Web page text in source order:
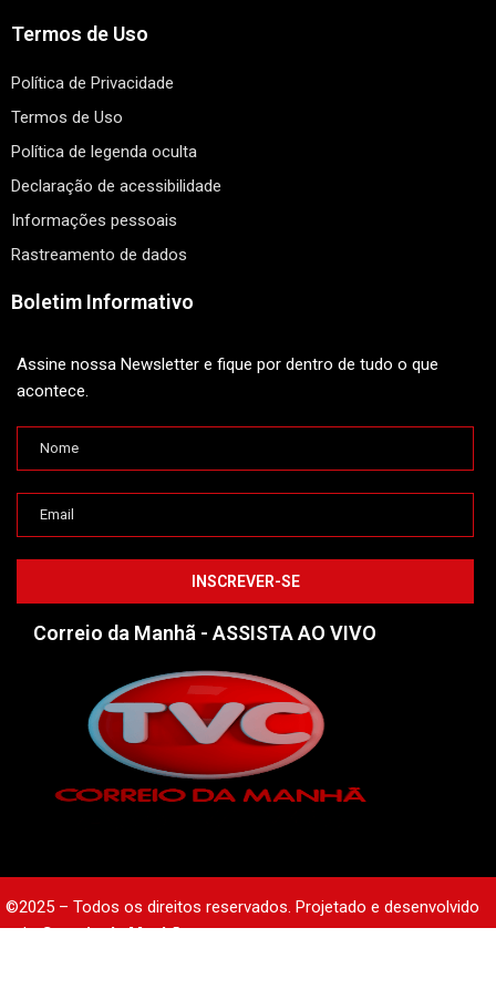
Termos de Uso
Política de Privacidade
Termos de Uso
Política de legenda oculta
Declaração de acessibilidade
Informações pessoais
Rastreamento de dados
Boletim Informativo
Assine nossa Newsletter e fique por dentro de tudo o que
acontece.
Correio da Manhã - ASSISTA AO VIVO
©2025 – Todos os direitos reservados. Projetado e desenvolvido
peloCorreio da Manhã.